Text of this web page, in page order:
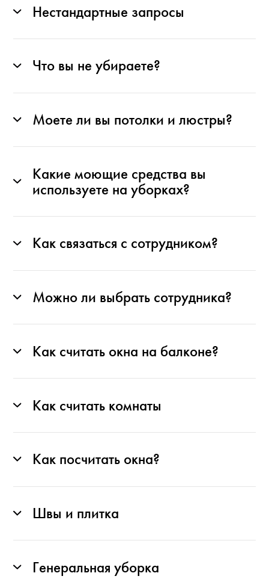
Нестандартные запросы
Что вы не убираете?
Моете ли вы потолки и люстры?
Какие моющие средства вы
используете на уборках?
Как связаться с сотрудником?
Можно ли выбрать сотрудника?
Как считать окна на балконе?
Как считать комнаты
Как посчитать окна?
Швы и плитка
Генеральная уборка